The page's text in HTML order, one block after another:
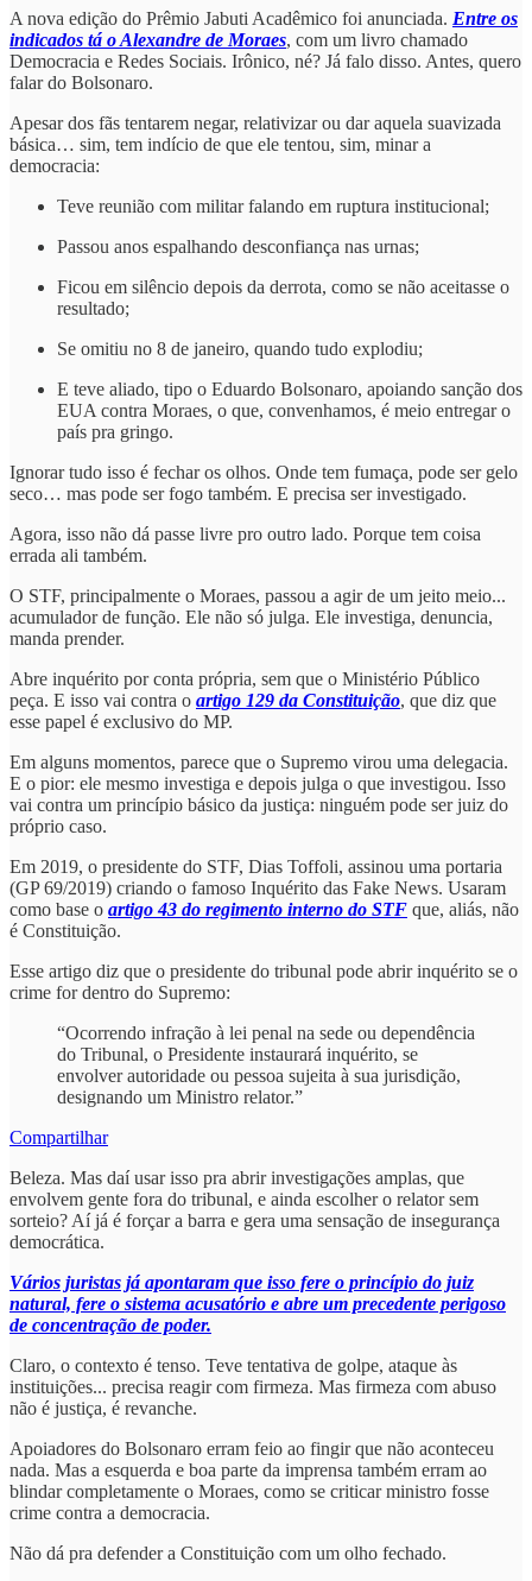
A nova edição do Prêmio Jabuti Acadêmico foi anunciada. Entre os
indicados tá o Alexandre de Moraes, com um livro chamado
Democracia e Redes Sociais. Irônico, né? Já falo disso. Antes, quero
falar do Bolsonaro.
Apesar dos fãs tentarem negar, relativizar ou dar aquela suavizada
básica… sim, tem indício de que ele tentou, sim, minar a
democracia:
Teve reunião com militar falando em ruptura institucional;
Passou anos espalhando desconfiança nas urnas;
Ficou em silêncio depois da derrota, como se não aceitasse o
resultado;
Se omitiu no 8 de janeiro, quando tudo explodiu;
E teve aliado, tipo o Eduardo Bolsonaro, apoiando sanção dos
EUA contra Moraes, o que, convenhamos, é meio entregar o
país pra gringo.
Ignorar tudo isso é fechar os olhos. Onde tem fumaça, pode ser gelo
seco… mas pode ser fogo também. E precisa ser investigado.
Agora, isso não dá passe livre pro outro lado. Porque tem coisa
errada ali também.
O STF, principalmente o Moraes, passou a agir de um jeito meio...
acumulador de função. Ele não só julga. Ele investiga, denuncia,
manda prender.
Abre inquérito por conta própria, sem que o Ministério Público
peça. E isso vai contra o artigo 129 da Constituição, que diz que
esse papel é exclusivo do MP.
Em alguns momentos, parece que o Supremo virou uma delegacia.
E o pior: ele mesmo investiga e depois julga o que investigou. Isso
vai contra um princípio básico da justiça: ninguém pode ser juiz do
próprio caso.
Em 2019, o presidente do STF, Dias Toffoli, assinou uma portaria
(GP 69/2019) criando o famoso Inquérito das Fake News. Usaram
como base o artigo 43 do regimento interno do STF que, aliás, não
é Constituição.
Esse artigo diz que o presidente do tribunal pode abrir inquérito se o
crime for dentro do Supremo:
“Ocorrendo infração à lei penal na sede ou dependência
do Tribunal, o Presidente instaurará inquérito, se
envolver autoridade ou pessoa sujeita à sua jurisdição,
designando um Ministro relator.”
Compartilhar
Beleza. Mas daí usar isso pra abrir investigações amplas, que
envolvem gente fora do tribunal, e ainda escolher o relator sem
sorteio? Aí já é forçar a barra e gera uma sensação de insegurança
democrática.
Vários juristas já apontaram que isso fere o princípio do juiz
natural, fere o sistema acusatório e abre um precedente perigoso
de concentração de poder.
Claro, o contexto é tenso. Teve tentativa de golpe, ataque às
instituições... precisa reagir com firmeza. Mas firmeza com abuso
não é justiça, é revanche.
Apoiadores do Bolsonaro erram feio ao fingir que não aconteceu
nada. Mas a esquerda e boa parte da imprensa também erram ao
blindar completamente o Moraes, como se criticar ministro fosse
crime contra a democracia.
Não dá pra defender a Constituição com um olho fechado.